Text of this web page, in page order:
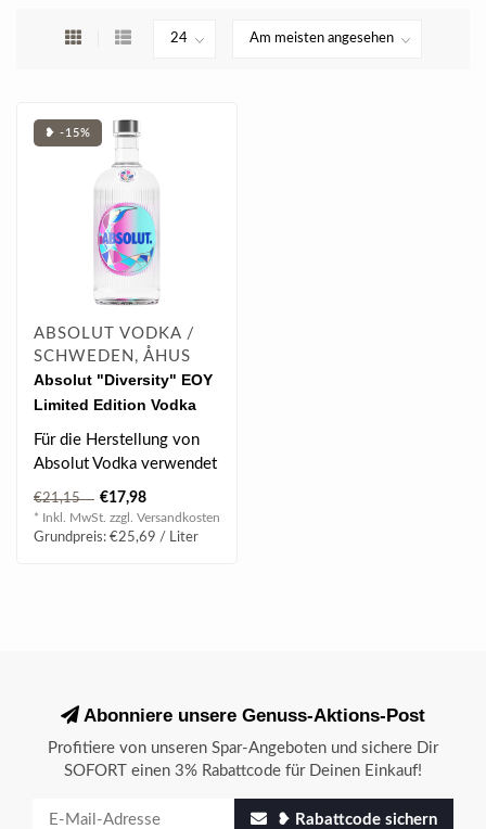
❥ -15%
ABSOLUT VODKA /
SCHWEDEN, ÅHUS
Absolut "Diversity" EOY
Limited Edition Vodka
0.7 l 40% vol
Für die Herstellung von
Absolut Vodka verwendet
man südschwedischer
Winterweiz..
€21,15 €17,98
* Inkl. MwSt. zzgl. Versandkosten
Grundpreis: €25,69 / Liter
Abonniere unsere Genuss-Aktions-Post
Profitiere von unseren Spar-Angeboten und sichere Dir
SOFORT einen 3% Rabattcode für Deinen Einkauf!
❥ Rabattcode sichern